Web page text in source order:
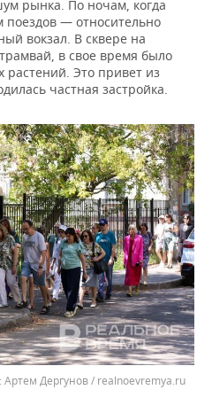
рынка. По ночам, когда
— относительно
вокзал. В сквере на
в свое время было
Это привет из
частная застройка.
Артем Дергунов / realnoevremya.ru